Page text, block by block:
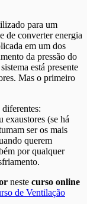
para um
de converter energia
em um dos
da pressão do
está presente
Mas o primeiro
exaustores (se há
ser os mais
querem
por qualquer
neste curso online
de Ventilação